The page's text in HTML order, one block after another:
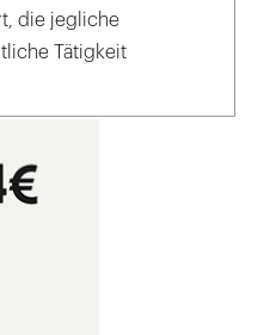
die jegliche
Tätigkeit